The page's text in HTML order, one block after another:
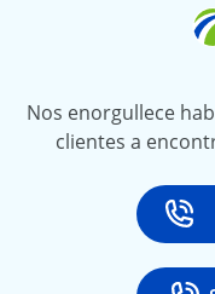
Nos enorgullece
clientes a